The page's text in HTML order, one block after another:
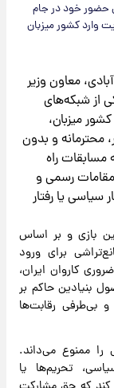
حضور خود در جام
وارد کشور میزبان
معاون وزیر
از شبکه‌های
میزبان،
محترمانه و بدون
راه
مقامات رسمی و
سیاسی یا رفتار
بازی و بر اساس
برای ورود
کاروان ایران،
بنیادین حاکم بر
بی‌طرفی رقابت‌ها
ممنوع می‌داند.
تحریم‌ها یا